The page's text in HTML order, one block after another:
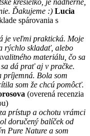
kresielko, je nádherné,
Ďakujeme :) Lucia
spárovania s
je veľmi praktická. Moje
rýchlo skladať, alebo
materiálu, čo sa
dá prať aj v pračke.
príjemná. Bola som
som že chcú pomôcť.
(overená recenzia
prístup a ochotu vrámci
doručený balíček od
Pure Nature a som